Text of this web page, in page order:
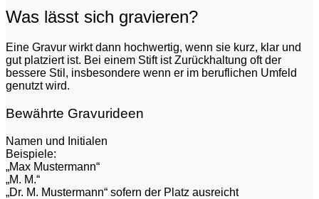
Was lässt sich gravieren?
Eine Gravur wirkt dann hochwertig, wenn sie kurz, klar und
gut platziert ist. Bei einem Stift ist Zurückhaltung oft der
bessere Stil, insbesondere wenn er im beruflichen Umfeld
genutzt wird.
Bewährte Gravurideen
Namen und Initialen
Beispiele:
„Max Mustermann“
„M. M.“
„Dr. M. Mustermann“ sofern der Platz ausreicht